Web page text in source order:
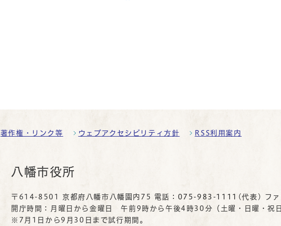
著作権・リンク等 ウェブアクセシビリティ方針 RSS利用案内
八幡市役所
〒614-8501 京都府八幡市八幡園内75 電話： 075-983-1111
(代表) フ
開庁時間：月曜日から金曜日 午前9時から午後4時30分（土曜・日曜・祝
※7月1日から9月30日まで試行期間。